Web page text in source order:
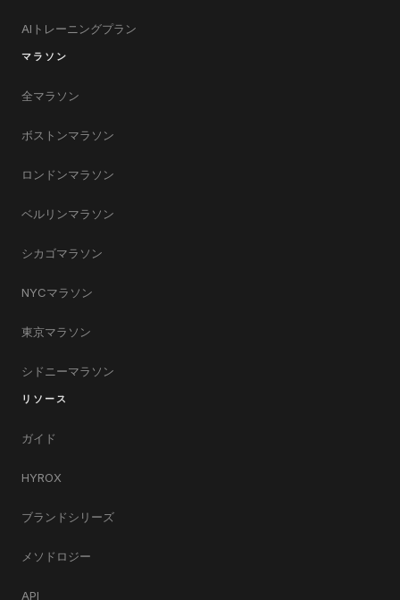
AIトレーニングプラン
マラソン
全マラソン
ボストンマラソン
ロンドンマラソン
ベルリンマラソン
シカゴマラソン
NYCマラソン
東京マラソン
シドニーマラソン
リソース
ガイド
HYROX
ブランドシリーズ
メソドロジー
API